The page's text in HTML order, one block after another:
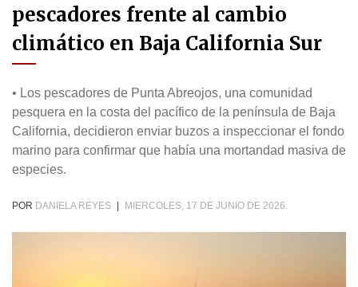
pescadores frente al cambio
climático en Baja California Sur
• Los pescadores de Punta Abreojos, una comunidad
pesquera en la costa del pacífico de la península de Baja
California, decidieron enviar buzos a inspeccionar el fondo
marino para confirmar que había una mortandad masiva de
especies.
POR DANIELA REYES MIERCOLES, 17 DE JUNIO DE 2026.